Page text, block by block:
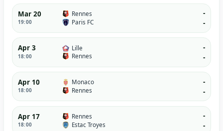
Mar 20
19:00
Rennes
Paris FC
-
-
Apr 3
18:00
Lille
Rennes
-
-
Apr 10
18:00
Monaco
Rennes
-
-
Apr 17
18:00
Rennes
Estac Troyes
-
-